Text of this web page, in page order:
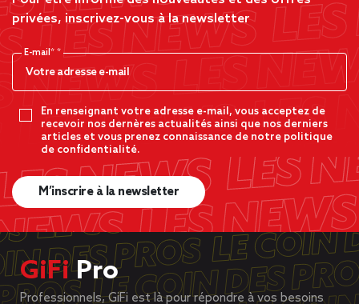
privées, inscrivez-vous à la newsletter
E-mail*
En renseignant votre adresse e-mail, vous acceptez de
recevoir nos dernères actualités ainsi que nos derniers
articles et vous prenez connaissance de notre politique
de confidentialité.
M’inscrire à la newsletter
GiFiPro
Professionnels, GiFi est là pour répondre à vos besoins